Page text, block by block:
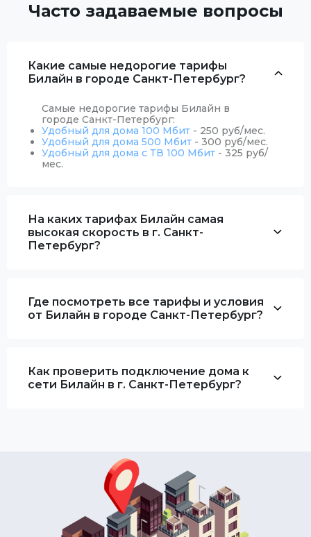
Часто задаваемые вопросы
Какие самые недорогие тарифы
Билайн в городе Санкт-Петербург?
Самые недорогие тарифы Билайн в
городе Санкт-Петербург:
Удобный для дома 100 Мбит - 250 руб/мес.
Удобный для дома 500 Мбит - 300 руб/мес.
Удобный для дома с ТВ 100 Мбит - 325 руб/
мес.
На каких тарифах Билайн самая
высокая скорость в г. Санкт-
Петербург?
Где посмотреть все тарифы и условия
от Билайн в городе Санкт-Петербург?
Как проверить подключение дома к
сети Билайн в г. Санкт-Петербург?